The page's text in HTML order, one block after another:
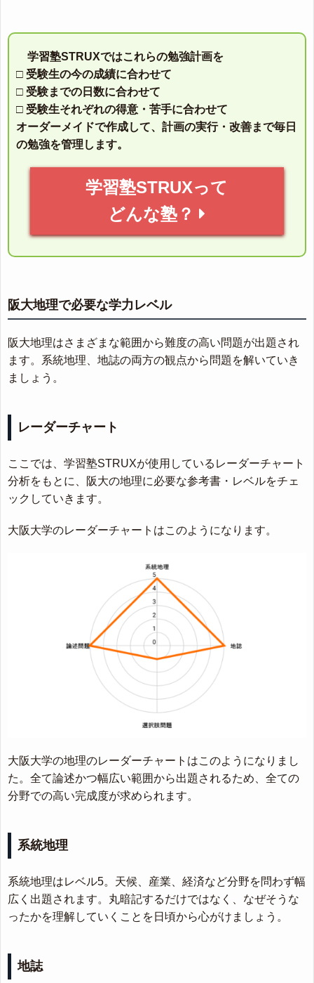
学習塾STRUXではこれらの勉強計画を
□ 受験生の今の成績に合わせて
□ 受験までの日数に合わせて
□ 受験生それぞれの得意・苦手に合わせて
オーダーメイドで作成して、計画の実行・改善まで毎日
の勉強を管理します。
学習塾STRUXって
どんな塾？
阪大地理で必要な学力レベル
阪大地理はさまざまな範囲から難度の高い問題が出題され
ます。系統地理、地誌の両方の観点から問題を解いていき
ましょう。
レーダーチャート
ここでは、学習塾STRUXが使用しているレーダーチャート
分析をもとに、阪大の地理に必要な参考書・レベルをチェ
ックしていきます。
大阪大学のレーダーチャートはこのようになります。
大阪大学の地理のレーダーチャートはこのようになりまし
た。全て論述かつ幅広い範囲から出題されるため、全ての
分野での高い完成度が求められます。
系統地理
系統地理はレベル5。天候、産業、経済など分野を問わず幅
広く出題されます。丸暗記するだけではなく、なぜそうな
ったかを理解していくことを日頃から心がけましょう。
地誌